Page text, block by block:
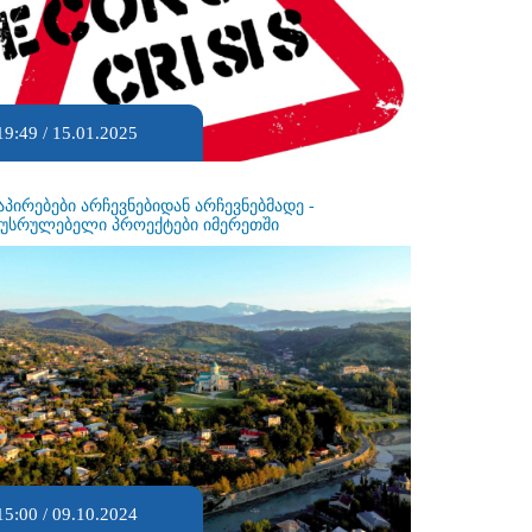
/ 15.01.2025
არჩევნებიდან არჩევნებმადე -
პროექტები იმერეთში
/ 09.10.2024